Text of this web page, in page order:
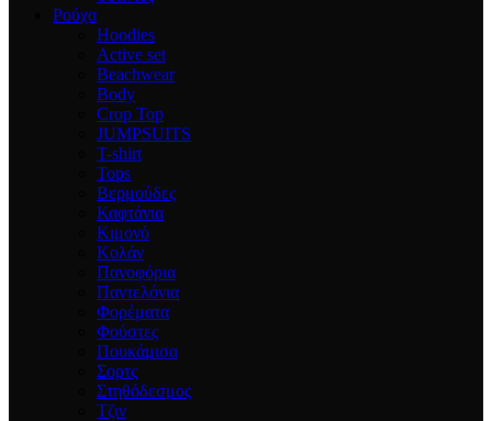
Ρούχα
Hoodies
Active set
Beachwear
Body
Crop Top
JUMPSUITS
T-shirt
Tops
Βερμούδες
Καφτάνια
Κιμονό
Κολάν
Πανοφόρια
Παντελόνια
Φορέματα
Φούστες
Πουκάμισα
Σορτς
Στηθόδεσμος
Τζιν